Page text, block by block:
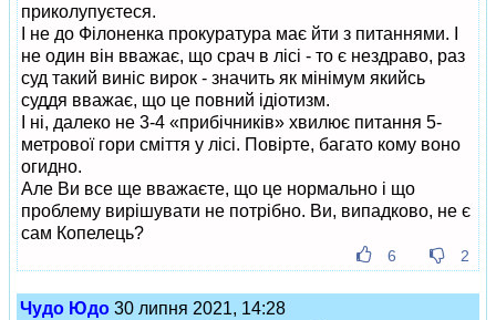
приколупуєтеся.
І не до Філоненка прокуратура має йти з питаннями. І
не один він вважає, що срач в лісі - то є нездраво, раз
суд такий виніс вирок - значить як мінімум якийсь
суддя вважає, що це повний ідіотизм.
І ні, далеко не 3-4 «прибічників» хвилює питання 5-
метрової гори сміття у лісі. Повірте, багато кому воно
огидно.
Але Ви все ще вважаєте, що це нормально і що
проблему вирішувати не потрібно. Ви, випадково, не є
сам Копелець?
6 2
Чудо Юдо 30 липня 2021, 14:28